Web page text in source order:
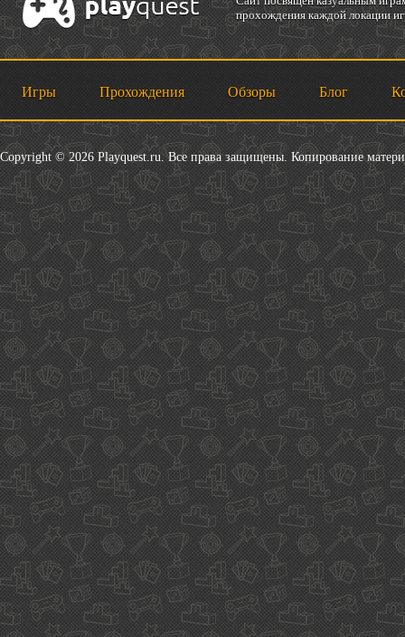
прохождения каждой локации
Игры Прохождения Обзоры Блог
Copyright © 2026 Playquest.ru. Все права защищены. Копирование